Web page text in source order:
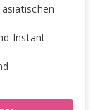
Instant